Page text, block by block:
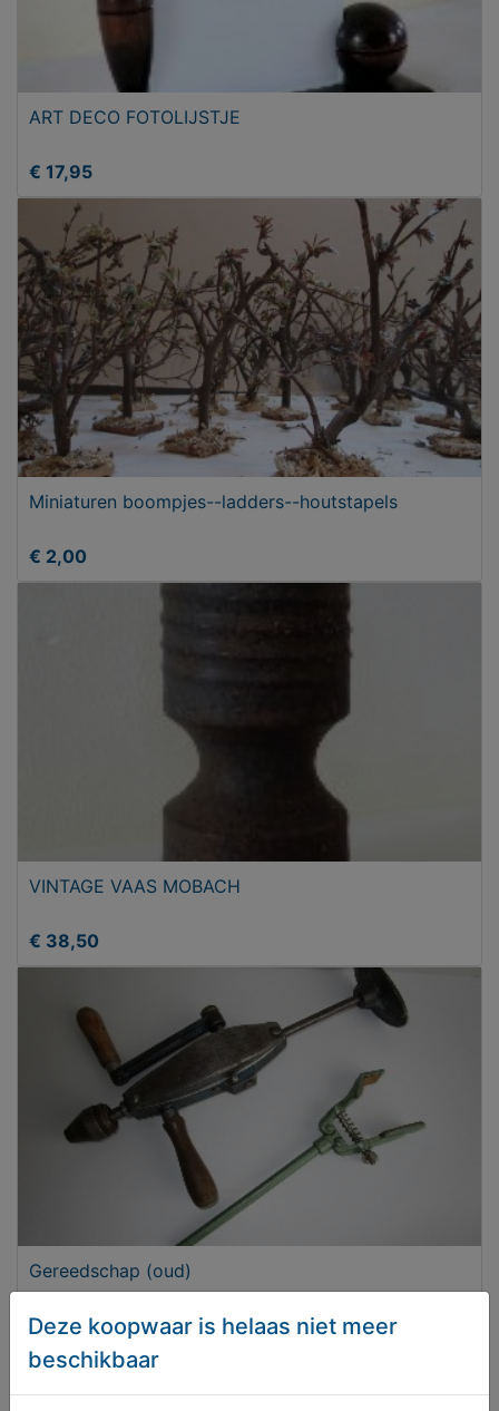
ART DECO FOTOLIJSTJE
€ 17,95
Miniaturen boompjes--ladders--houtstapels
€ 2,00
VINTAGE VAAS MOBACH
€ 38,50
Gereedschap (oud)
€ 20,00
Deze koopwaar is helaas niet meer
beschikbaar